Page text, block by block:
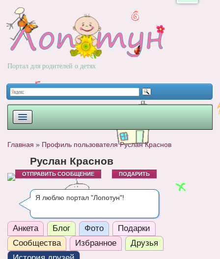
Портал для родителей о детях
РОДЫ
НОВОРОЖДЕННЫЙ
РАЗВИТИЕ
ВОПРОС-ОТВЕТ
ЧАТ
КНИГИ
Главная » Профиль пользователя Руслан Краснов
Руслан Краснов
ОТПРАВИТЬ СООБЩЕНИЕ ПОДАРИТЬ
Я люблю портал "Лопотун"!
Анкета Блог Фото
Подарки
Сообщества
Избранное
Друзья